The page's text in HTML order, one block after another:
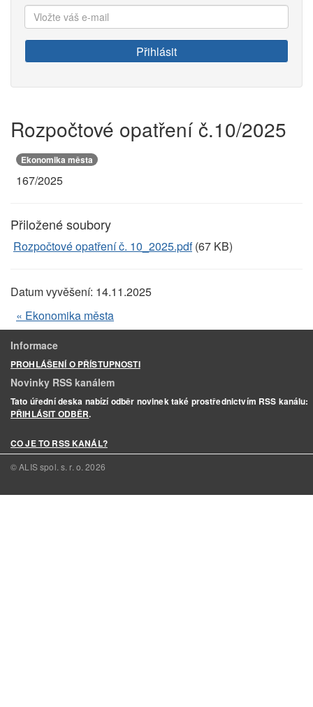
Vložte
váš
e-
mail:
Přihlásit
Rozpočtové opatření č.10/2025
Ekonomika města
167/2025
Přiložené soubory
Rozpočtové opatření č. 10_2025.pdf(67 KB)
Datum vyvěšení: 14.11.2025
« Ekonomika města
Informace
PROHLÁŠENÍ O PŘÍSTUPNOSTI
Novinky RSS kanálem
Tato úřední deska nabízí odběr novinek také prostřednictvím RSS kanálu:
PŘIHLÁSIT ODBĚR.
CO JE TO RSS KANÁL?
© ALIS spol. s. r. o.2026